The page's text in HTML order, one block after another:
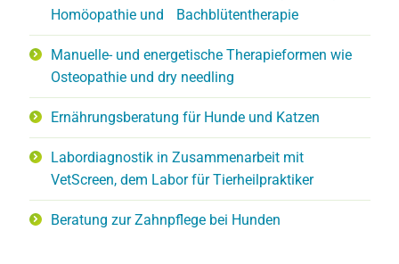
Homöopathie und Bachblütentherapie
Manuelle- und energetische Therapieformen wie
Osteopathie und dry needling
Ernährungsberatung für Hunde und Katzen
Labordiagnostik in Zusammenarbeit mit
VetScreen, dem Labor für Tierheilpraktiker
Beratung zur Zahnpflege bei Hunden